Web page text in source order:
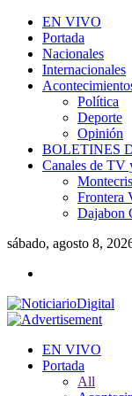
EN VIVO
Portada
Nacionales
Internacionales
Política
Deporte
Opinión
BOLETINES
Canales de TV
Frontera
Dajabon
sábado, agosto 8,
EN VIVO
Portada
All